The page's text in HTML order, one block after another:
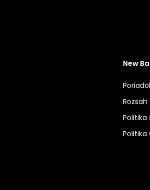
New
Politika
Politika